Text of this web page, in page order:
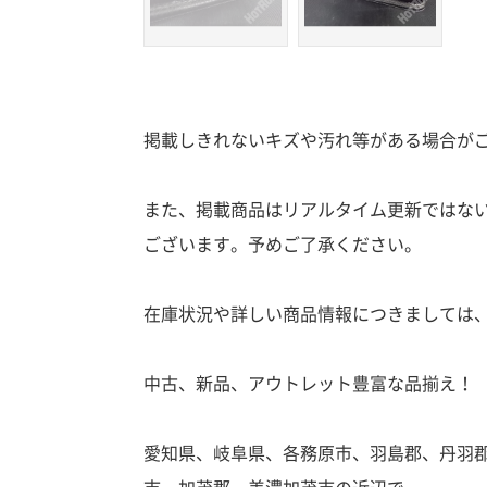
掲載しきれないキズや汚れ等がある場合が
また、掲載商品はリアルタイム更新ではな
ございます。予めご了承ください。
在庫状況や詳しい商品情報につきましては
中古、新品、アウトレット豊富な品揃え！
愛知県、岐阜県、各務原市、羽島郡、丹羽